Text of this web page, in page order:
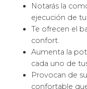
Notarás la
ejecución de
Te ofrecen el
confort.
Aumenta la
cada uno de
Provocan de
confortable